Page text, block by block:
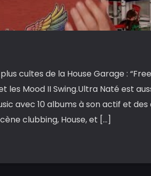
cultes de la House Garage :
les Mood II Swing.Ultra Naté est
avec 10 albums à son actif et des
clubbing, House, et […]